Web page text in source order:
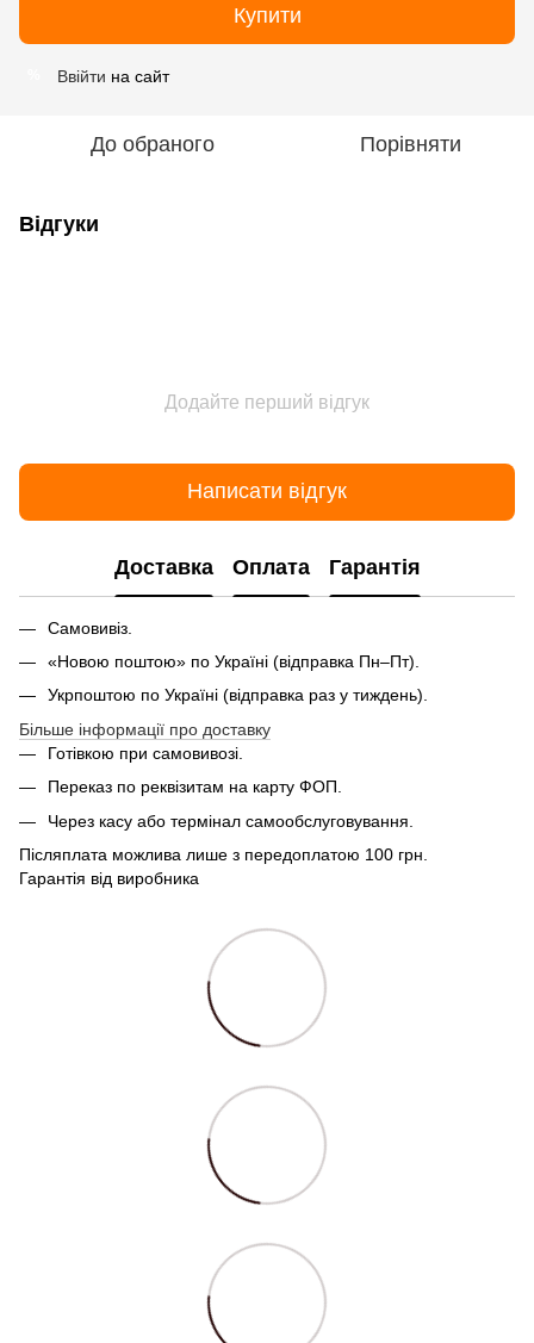
Купити
Ввійти на сайт
До обраного Порівняти
Відгуки
Додайте перший відгук
Написати відгук
Доставка Оплата Гарантія
Самовивіз.
«Новою поштою» по Україні (відправка Пн–Пт).
Укрпоштою по Україні (відправка раз у тиждень).
Більше інформації про доставку
Готівкою при самовивозі.
Переказ по реквізитам на карту ФОП.
Через касу або термінал самообслуговування.
Післяплата можлива лише з передоплатою 100 грн.
Гарантія від виробника